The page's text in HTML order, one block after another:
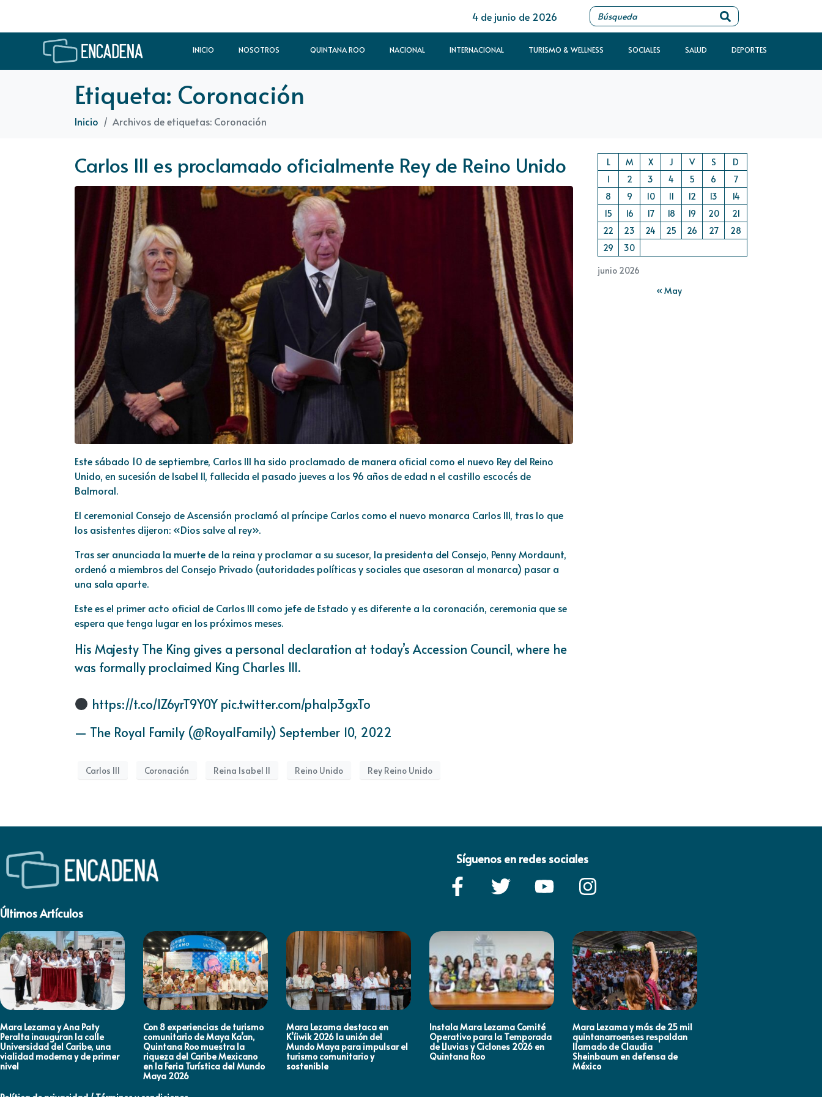
4 de junio de 2026
INICIO NOSOTROS QUINTANA ROO NACIONAL INTERNACIONAL TURISMO & WELLNESS SOCIALES SALUD DEPORTES
Etiqueta: Coronación
Inicio Archivos de etiquetas: Coronación
Carlos III es proclamado oficialmente Rey de Reino Unido
Este sábado 10 de septiembre, Carlos III ha sido proclamado de manera oficial como el nuevo Rey del Reino
Unido, en sucesión de Isabel II, fallecida el pasado jueves a los 96 años de edad n el castillo escocés de
Balmoral.
El ceremonial Consejo de Ascensión proclamó al príncipe Carlos como el nuevo monarca Carlos III, tras lo que
los asistentes dijeron: «Dios salve al rey».
Tras ser anunciada la muerte de la reina y proclamar a su sucesor, la presidenta del Consejo, Penny Mordaunt,
ordenó a miembros del Consejo Privado (autoridades políticas y sociales que asesoran al monarca) pasar a
una sala aparte.
Este es el primer acto oficial de Carlos III como jefe de Estado y es diferente a la coronación, ceremonia que se
espera que tenga lugar en los próximos meses.
His Majesty The King gives a personal declaration at today’s Accession Council, where he
was formally proclaimed King Charles III.
https://t.co/lZ6yrT9Y0Y pic.twitter.com/phalp3gxTo
— The Royal Family (@RoyalFamily) September 10, 2022
Carlos III Coronación Reina Isabel II Reino Unido Rey Reino Unido
junio 2026
L M X J V S
D
1
2 3 4 5 6
7
8
9 10 11 12 13
14
15
16 17 18 19 20
21
22
23 24 25 26 27
28
29
30
« May
Síguenos en redes sociales
Últimos Artículos
Mara Lezama y Ana Paty
Peralta inauguran la calle
Universidad del Caribe, una
vialidad moderna y de primer
nivel
Con 8 experiencias de turismo
comunitario de Maya Ka’an,
Quintana Roo muestra la
riqueza del Caribe Mexicano
en la Feria Turística del Mundo
Maya 2026
Mara Lezama destaca en
K’íiwik 2026 la unión del
Mundo Maya para impulsar el
turismo comunitario y
sostenible
Instala Mara Lezama Comité
Operativo para la Temporada
de Lluvias y Ciclones 2026 en
Quintana Roo
Mara Lezama y más de 25 mil
quintanarroenses respaldan
llamado de Claudia
Sheinbaum en defensa de
México